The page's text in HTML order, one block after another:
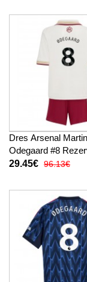
Dres Arsenal Martin
Odegaard #8
djecu 2025-26
29.45€ 96.13€